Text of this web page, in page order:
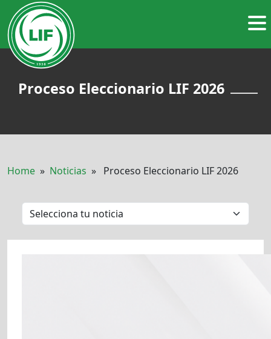
Proceso Eleccionario LIF 2026
Home » Noticias » Proceso Eleccionario LIF 2026